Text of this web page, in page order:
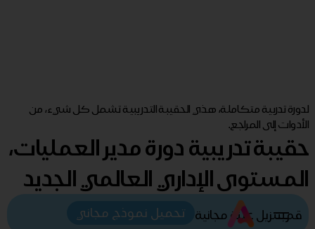
لدورة تدربية متكاملة، هذي الحقيبة التدريبية تشمل كل شيء، من
الأدوات إلى المراجع.
حقيبة تدريبية دورة مدير العمليات،
المستوى الإداري العالمي الجديد
قم بتنزيل عينة مجانية تحميل نموذج مجاني